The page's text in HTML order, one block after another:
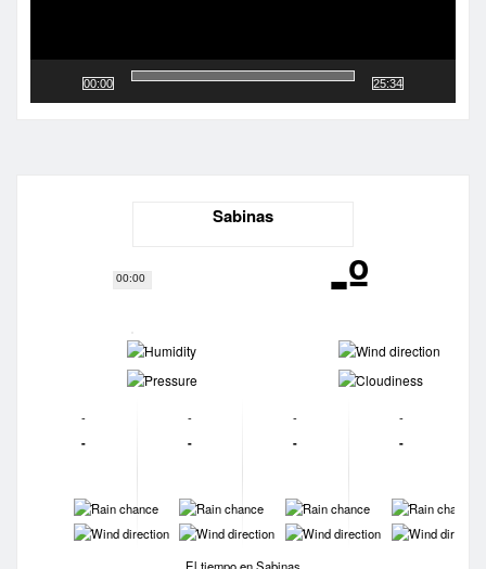
00:00
00:00
25:34
Sabinas
-º
-
-
-
-
-
-
-
-
-
-
-
-
-
-
-
-
-
-
-
-
El tiempo en Sabinas